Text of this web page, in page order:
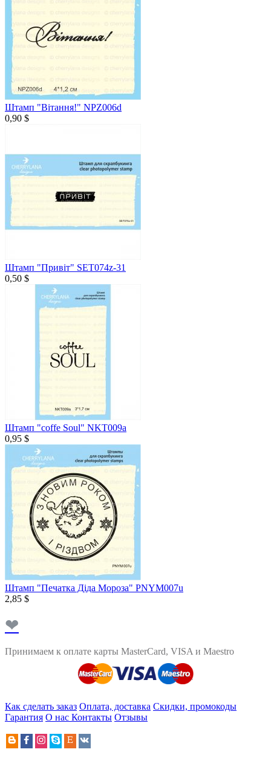
Штамп "Вітання!" NPZ006d
0,90 $
Штамп "Привіт" SET074z-31
0,50 $
Штамп "coffe Soul" NKT009a
0,95 $
Штамп "Печатка Діда Мороза" PNYM007u
2,85 $
❤
Принимаем к оплате карты MasterCard, VISA и Maestro
Как сделать заказ Оплата, доставка Скидки, промокоды
Гарантия О нас Контакты Отзывы